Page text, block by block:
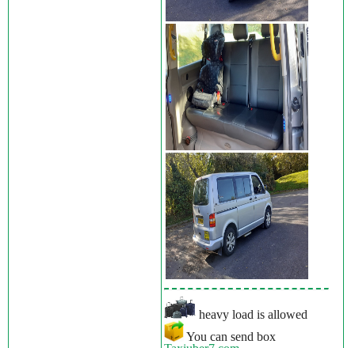
heavy load is allowed
You can send box